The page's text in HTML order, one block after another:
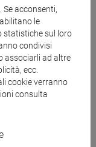
e i disturbi del
(LSLF)
acconsenti,
le
statistiche sul loro
condivisi
associarli ad altre
ecc.
cookie verranno
consulta